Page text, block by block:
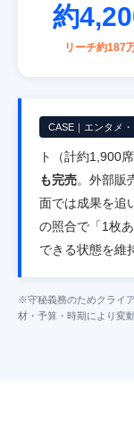
約
リーチ約187
CASE｜エンタメ
ト（計約1,900
も完売。外部販
面では成果を追
の照合で「1枚
できる状態を維
※守秘義務のためクライ
材・予算・時期により変